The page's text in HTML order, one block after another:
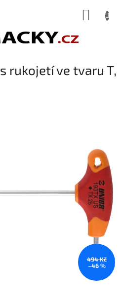
rukojetí ve tvaru T,
494 Kč
–46 %